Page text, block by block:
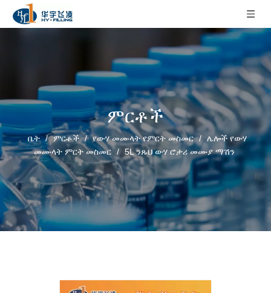
ምርቶች
ቤት / ምርቶች / የውሃ መሙላት የምርት መስመር / ሌሎች የውሃ
መሙላት ምርት መስመር / 5L ንጹህ ውሃ ሮታሪ ​​መሙያ ማሽን